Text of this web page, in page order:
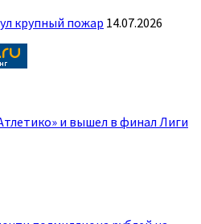
крупный пожар 14.07.2026
и вышел в финал Лиги